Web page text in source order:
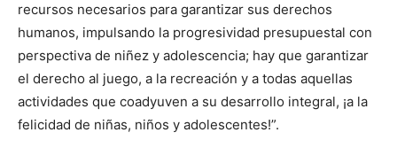
recursos necesarios para garantizar sus derechos
humanos, impulsando la progresividad presupuestal con
perspectiva de niñez y adolescencia; hay que garantizar
el derecho al juego, a la recreación y a todas aquellas
actividades que coadyuven a su desarrollo integral, ¡a la
felicidad de niñas, niños y adolescentes!”.